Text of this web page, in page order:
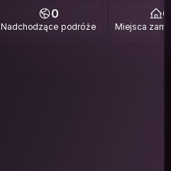
0
Nadchodzące podróże
0
Miejsca